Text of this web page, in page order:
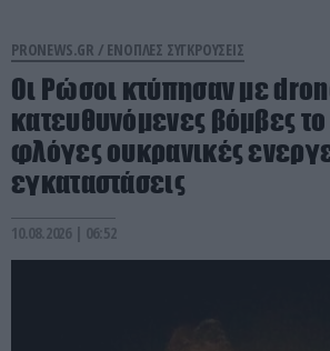
PRONEWS.GR / ΕΝΟΠΛΕΣ ΣΥΓΚΡΟΥΣΕΙΣ
Οι Ρώσοι κτύπησαν με
κατευθυνόμενες βόμβες το
φλόγες ουκρανικές
εγκαταστάσεις
10.08.2026 | 06:52